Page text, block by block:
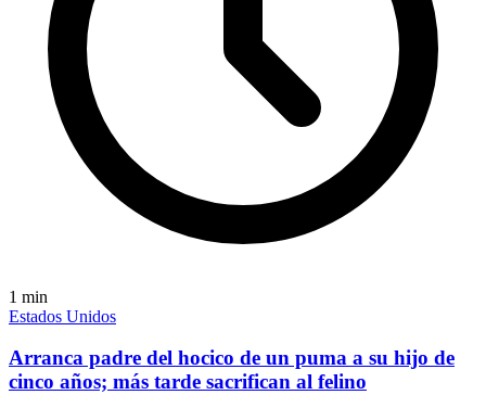
1 min
Estados Unidos
Arranca padre del hocico de un puma a su hijo de
cinco años; más tarde sacrifican al felino